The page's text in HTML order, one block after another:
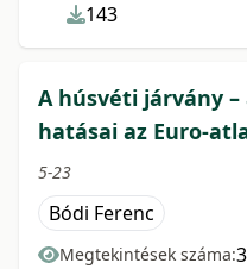
143
A húsvéti járvány –
hatásai az Euro-
5-23
Bódi Ferenc
Megtekintések száma: